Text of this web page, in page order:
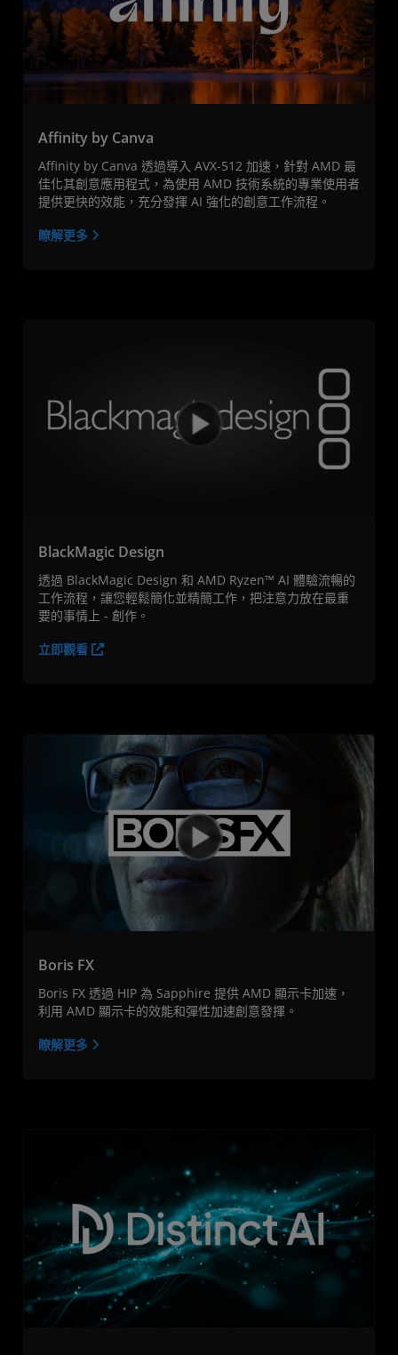
Affinity by Canva
Affinity by Canva 透過導入 AVX-512 加速，針對 AMD 最
佳化其創意應用程式，為使用 AMD 技術系統的專業使用者
提供更快的效能，充分發揮 AI 強化的創意工作流程。
瞭解更多
BlackMagic Design
透過 BlackMagic Design 和 AMD Ryzen™ AI 體驗流暢的
工作流程，讓您輕鬆簡化並精簡工作，把注意力放在最重
要的事情上 - 創作。
立即觀看
Boris FX
Boris FX 透過 HIP 為 Sapphire 提供 AMD 顯示卡加速，
利用 AMD 顯示卡的效能和彈性加速創意發揮。
瞭解更多